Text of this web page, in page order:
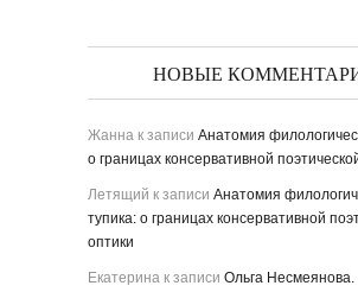
НОВЫЕ
Жанна к записи Анатомия
о границах консервативной
Летящий к записи Анатомия
тупика: о границах консервативной
оптики
Екатерина к записи Ольга Несмеянова.